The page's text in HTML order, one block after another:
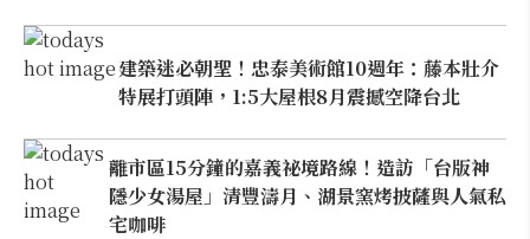
建築迷必朝聖！忠泰美術館10週年：藤本壯介
特展打頭陣，1:5大屋根8月震撼空降台北
離市區15分鐘的嘉義祕境路線！造訪「台版神
隱少女湯屋」清豐濤月、湖景窯烤披薩與人氣私
宅咖啡